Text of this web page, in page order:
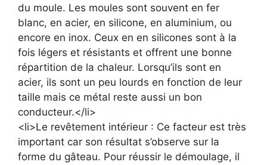
du moule. Les moules sont souvent en fer
blanc, en acier, en silicone, en aluminium, ou
encore en inox. Ceux en en silicones sont à la
fois légers et résistants et offrent une bonne
répartition de la chaleur. Lorsqu’ils sont en
acier, ils sont un peu lourds en fonction de leur
taille mais ce métal reste aussi un bon
conducteur.</li>
<li>Le revêtement intérieur : Ce facteur est très
important car son résultat s’observe sur la
forme du gâteau. Pour réussir le démoulage, il